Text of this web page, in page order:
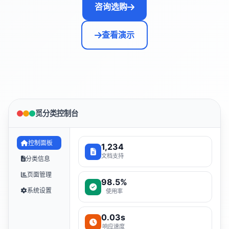
咨询选购
查看演示
觅分类控制台
控制面板
分类信息
页面管理
系统设置
1,234
文档支持
98.5%
使用率
0.03s
响应速度